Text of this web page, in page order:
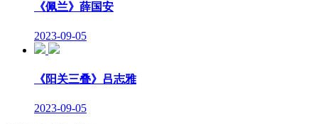
《佩兰》薛国安
2023-09-05
《阳关三叠》吕志雅
2023-09-05